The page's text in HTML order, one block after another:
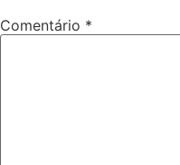
Comentário *